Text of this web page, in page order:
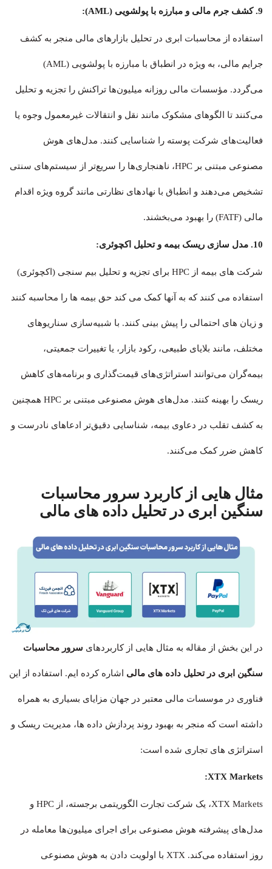
9. کشف جرم مالی و مبارزه با پولشویی (AML):
استفاده از محاسبات ابری در تحلیل بازارهای مالی منجر به کشف
جرایم مالی، به ویژه در انطباق با مبارزه با پولشویی (AML)
می‌گردد. مؤسسات مالی روزانه میلیون‌ها تراکنش را تجزیه و تحلیل
می‌کنند تا الگوهای مشکوک مانند نقل و انتقالات غیرمعمول وجوه یا
فعالیت‌های شرکت پوسته را شناسایی کنند. مدل‌های هوش
مصنوعی مبتنی بر HPC، ناهنجاری‌ها را سریع‌تر از سیستم‌های سنتی
تشخیص می‌دهند و انطباق با نهادهای نظارتی مانند گروه ویژه اقدام
مالی (FATF) را بهبود می‌بخشند.
10. مدل سازی ریسک بیمه و تحلیل اکچوئری:
شرکت های بیمه از HPC برای تجزیه و تحلیل بیم سنجی (اکچوئری)
استفاده می کنند که به آنها کمک می کند حق بیمه ها را محاسبه کنند
و زیان های احتمالی را پیش بینی کنند. با شبیه‌سازی سناریوهای
مختلف، مانند بلایای طبیعی، رکود بازار، یا تغییرات جمعیتی،
بیمه‌گران می‌توانند استراتژی‌های قیمت‌گذاری و برنامه‌های کاهش
ریسک را بهینه کنند. مدل‌های هوش مصنوعی مبتنی بر HPC همچنین
به کشف تقلب در دعاوی بیمه، شناسایی دقیق‌تر ادعاهای نادرست و
کاهش ضرر کمک می‌کنند.
مثال هایی از کاربرد سرور محاسبات
سنگین ابری در تحلیل داده های مالی
در این بخش از مقاله به مثال هایی از کاربردهای سرور محاسبات
سنگین ابری در تحلیل داده های مالی اشاره کرده ایم. استفاده از این
فناوری در موسسات مالی معتبر در جهان مزایای بسیاری به همراه
داشته است که منجر به بهبود روند پردازش داده ها، مدیریت ریسک و
استراتژی های تجاری شده است:
XTX Markets:
XTX Markets، یک شرکت تجارت الگوریتمی برجسته، از HPC و
مدل‌های پیشرفته هوش مصنوعی برای اجرای میلیون‌ها معامله در
روز استفاده می‌کند. XTX با اولویت دادن به هوش مصنوعی